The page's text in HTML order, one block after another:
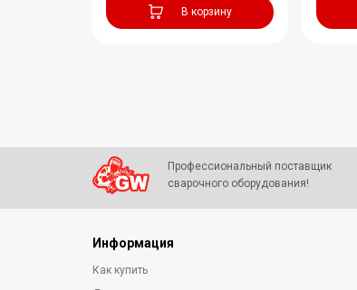
В корзину
Профессиональный поставщик
сварочного оборудования!
Информация
Как купить